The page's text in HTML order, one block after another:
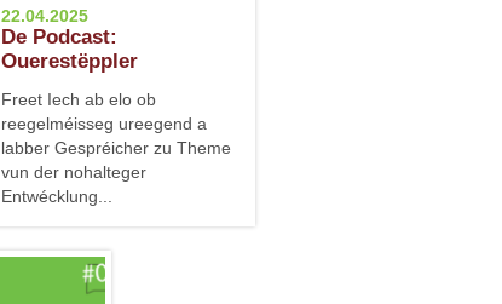
22.04.2025
De Podcast:
Ouerestëppler
Freet Iech ab elo ob
reegelméisseg ureegend a
labber Gespréicher zu Theme
vun der nohalteger
Entwécklung...